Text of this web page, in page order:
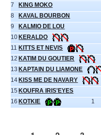
7
KING MOKO
8
KAVAL BOURBON
9
KALMIO DE LOU
10 KERALDO
11 KITTS ET NEVIS
12 KATIM DU GOUTIER
13 KAPTAIN DU LIAMONE
14 KISS ME DE NAVARY
15 KOUFRA IRIS'EYES
16 KOTKIE 1